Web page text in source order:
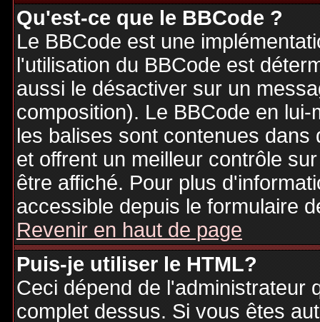
Qu'est-ce que le BBCode ?
Le BBCode est une
l'utilisation du BBCode est
aussi le désactiver sur un
composition). Le BBCode en
les balises sont contenues
et offrent un meilleur contrôle
être affiché. Pour plus
accessible depuis le formulaire
Revenir en haut de page
Puis-je utiliser le HTML?
Ceci dépend de l'administrateur
complet dessus. Si vous êtes